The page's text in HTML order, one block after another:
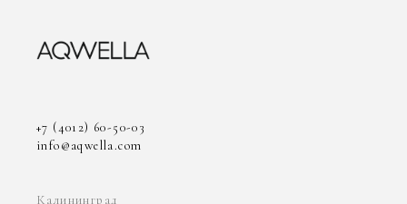
+7 (4012) 60-50-03
info@aqwella.com
Калининград